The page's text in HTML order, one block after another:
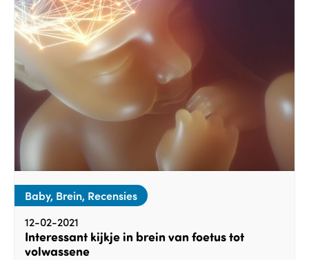
Baby, Brein, Recensies
12-02-2021
Interessant kijkje in brein van foetus tot
volwassene